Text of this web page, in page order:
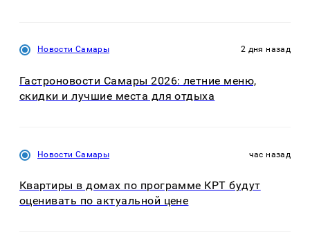
Новости Самары 2 дня назад
Гастроновости Самары 2026: летние меню,
скидки и лучшие места для отдыха
Новости Самары час назад
Квартиры в домах по программе КРТ будут
оценивать по актуальной цене